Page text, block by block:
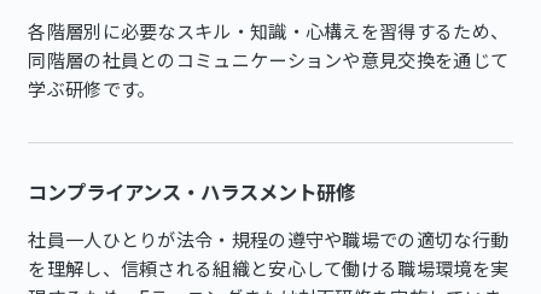
各階層別に必要なスキル・知識・心構えを習得するため、
同階層の社員とのコミュニケーションや意見交換を通じて
学ぶ研修です。
コンプライアンス・ハラスメント研修
社員一人ひとりが法令・規程の遵守や職場での適切な行動
を理解し、信頼される組織と安心して働ける職場環境を実